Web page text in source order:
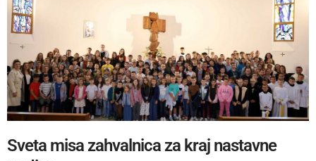
Sveta misa zahvalnica za kraj nastavne